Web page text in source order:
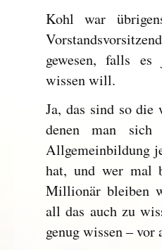
Kohl war
gewesen, falls es
wissen will.
Ja, das sind so die
denen man
Allgemeinbildung
hat, und wer mal
Millionär bleiben
all das auch zu
genug wissen –